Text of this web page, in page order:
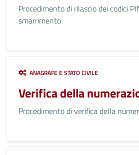
Procedimento di rilascio dei codici
smarrimento
ANAGRAFE E STATO CIVILE
Verifica della
Procedimento di verifica della